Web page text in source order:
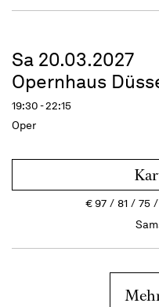
Sa 20.03.2027
Opernhaus
19:30 - 22:15
Oper
€97 81 75